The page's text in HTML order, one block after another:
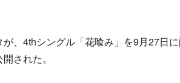
、4thシングル「花喰み」を9月27日
された。